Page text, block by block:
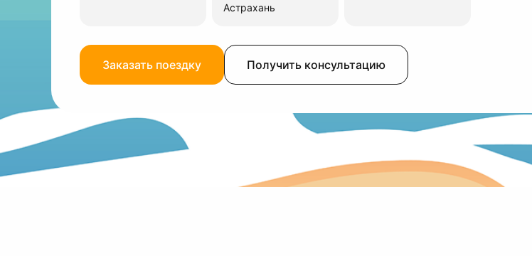
Астрахань
Заказать поездку Получить консультацию